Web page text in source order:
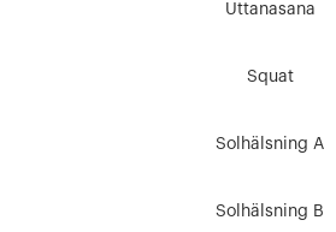
Uttanasana
Squat
Solhälsning A
Solhälsning B